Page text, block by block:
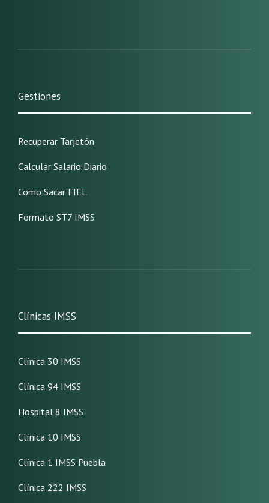
Gestiones
Recuperar Tarjetón
Calcular Salario Diario
Como Sacar FIEL
Formato ST7 IMSS
Clínicas IMSS
Clínica 30 IMSS
Clínica 94 IMSS
Hospital 8 IMSS
Clínica 10 IMSS
Clínica 1 IMSS Puebla
Clínica 222 IMSS